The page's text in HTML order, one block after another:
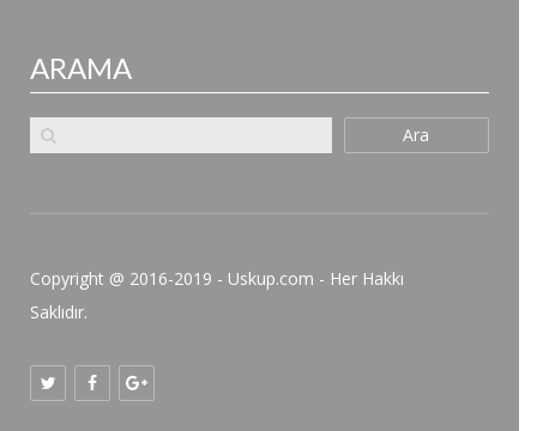
ARAMA
Ara
Copyright @ 2016-2019 - Uskup.com - Her Hakkı
Saklıdır.